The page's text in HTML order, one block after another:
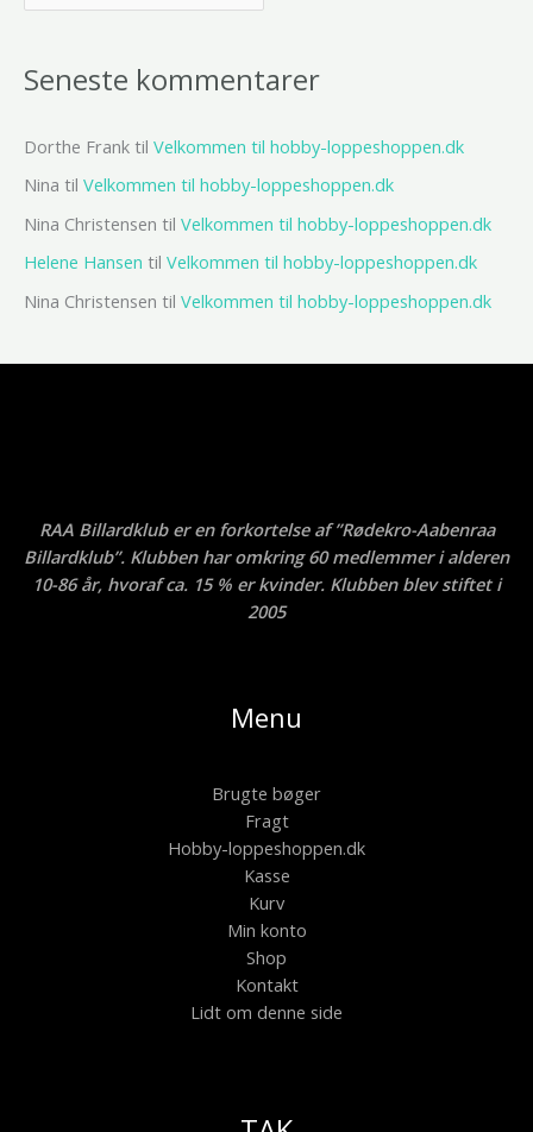
Seneste kommentarer
Dorthe Frank til Velkommen til hobby-loppeshoppen.dk
Nina til Velkommen til hobby-loppeshoppen.dk
Nina Christensen til Velkommen til hobby-loppeshoppen.dk
Helene Hansen til Velkommen til hobby-loppeshoppen.dk
Nina Christensen til Velkommen til hobby-loppeshoppen.dk
RAA Billardklub er en forkortelse af ”Rødekro-Aabenraa
Billardklub”. Klubben har omkring 60 medlemmer i alderen
10-86 år, hvoraf ca. 15 % er kvinder. Klubben blev stiftet i
2005
Menu
Brugte bøger
Fragt
Hobby-loppeshoppen.dk
Kasse
Kurv
Min konto
Shop
Kontakt
Lidt om denne side